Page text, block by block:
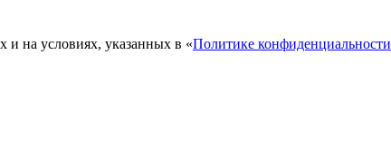
и на условиях, указанных в «Политике конфиденциальности